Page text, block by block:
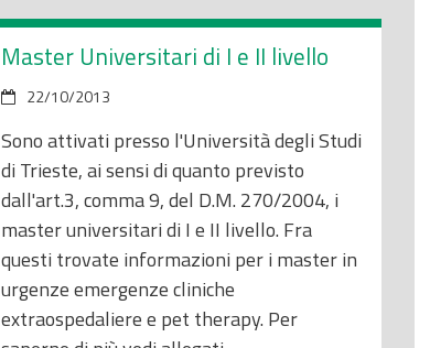
Master Universitari di I e II livello
22/10/2013
Sono attivati presso l'Università degli Studi
di Trieste, ai sensi di quanto previsto
dall'art.3, comma 9, del D.M. 270/2004, i
master universitari di I e II livello. Fra
questi trovate informazioni per i master in
urgenze emergenze cliniche
extraospedaliere e pet therapy. Per